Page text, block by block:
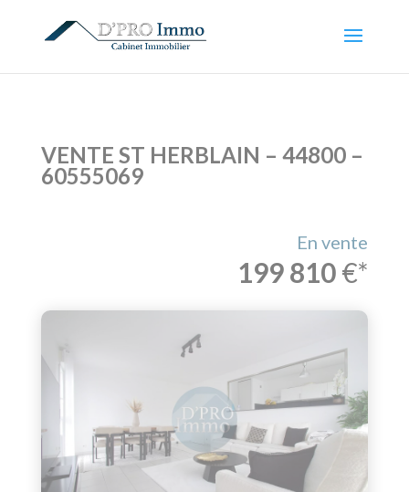
VENTE ST HERBLAIN – 44800 –
60555069
En vente
199 810€*